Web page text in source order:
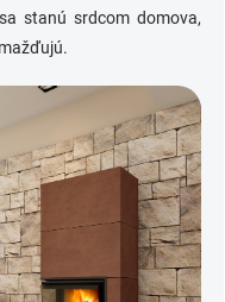
stanú srdcom domova,